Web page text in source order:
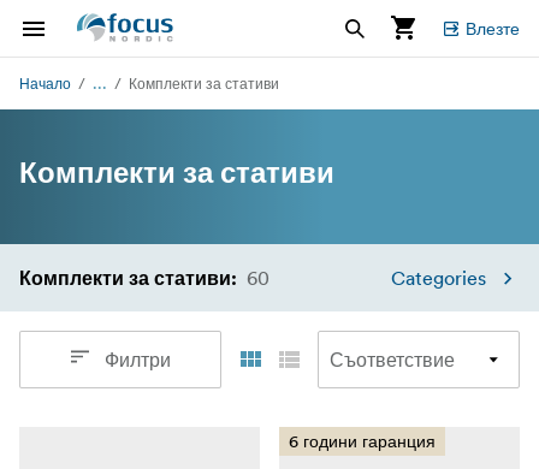
Влезте
Начало ... Комплекти за стативи
Комплекти за стативи
Комплекти за стативи: 60 Categories
Филтри
6 години гаранция